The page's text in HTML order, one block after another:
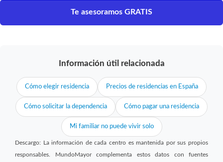
Te asesoramos GRATIS
Información útil relacionada
Cómo elegir residencia Precios de residencias en España
Cómo solicitar la dependencia Cómo pagar una residencia
Mi familiar no puede vivir solo
Descargo: La información de cada centro es mantenida por sus propios
responsables. MundoMayor complementa estos datos con fuentes